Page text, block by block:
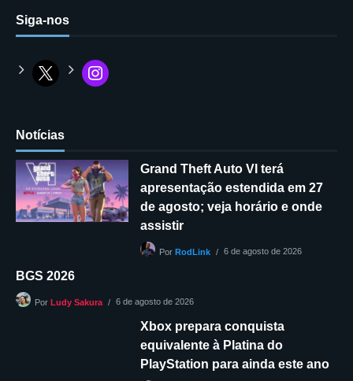
Siga-nos
Notícias
Grand Theft Auto VI terá
apresentação estendida em 27
de agosto; veja horário e onde
assistir
Por RodLink 6 de agosto de 2026
BGS 2026
Por Ludy Sakura 6 de agosto de 2026
Xbox prepara conquista
equivalente à Platina do
PlayStation para ainda este ano